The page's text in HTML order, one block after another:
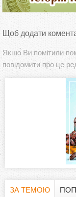
Щоб додати
Якшо Ви помітили
повідомити про це
ЗА ТЕМОЮ